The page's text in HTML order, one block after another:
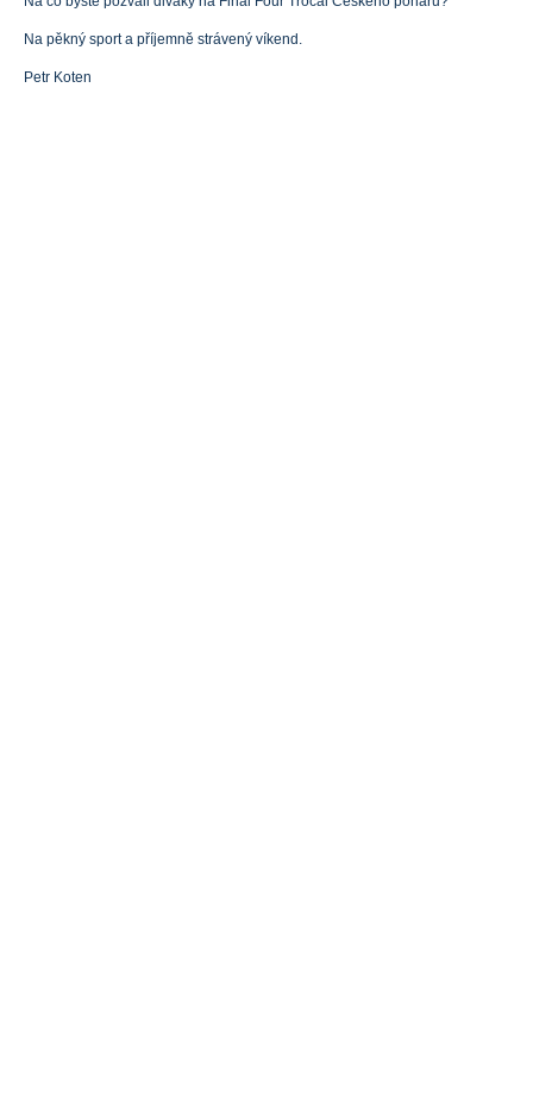
Na pěkný sport a příjemně strávený víkend.
Petr Koten